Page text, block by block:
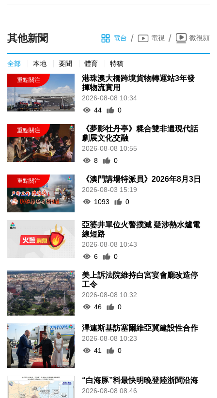
其他新聞 電台 / 電視 / 微視頻
全部 本地 要聞 體育 特稿
港珠澳大橋跨境貨物轉運站3年發
揮物流實用
2026-08-08 10:34
44
0
《夢影牡丹亭》糅合雙非遺現代話
劇展文化交融
2026-08-08 10:55
8
0
《澳門講場特派員》2026年8月3日
2026-08-03 15:19
1093
0
亞婆井單位火警撲滅 疑涉熱水爐電
線短路
2026-08-08 10:43
6
0
美上訴法院維持白宮宴會廳改造停
工令
2026-08-08 10:32
46
0
澤連斯基訪塞爾維亞冀建設性合作
2026-08-08 10:23
41
0
“白海豚”料最快明晚登陸浙閩沿海
2026-08-08 08:46